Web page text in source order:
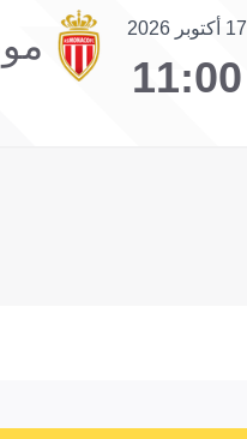
17 أكتوبر 2026
11:00